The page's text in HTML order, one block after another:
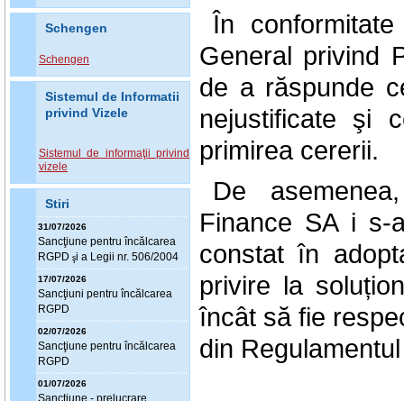
Schengen
Schengen
Sistemul de Informatii
privind Vizele
Sistemul de informaţii privind
vizele
Stiri
31/07/2026
Sancţiune pentru încălcarea
RGPD şi a Legii nr. 506/2004
17/07/2026
Sancţiuni pentru încălcarea
RGPD
02/07/2026
Sancţiune pentru încălcarea
RGPD
01/07/2026
Sancţiune - prelucrare
În
General privind
de a răspunde
nejustificate şi
primirea cererii.
De
Finance SA i
constat în
privire la
încât să fie
din